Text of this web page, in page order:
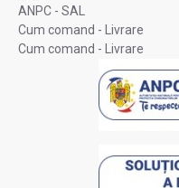
ANPC - SAL
Cum comand - Livrare
Cum comand - Livrare